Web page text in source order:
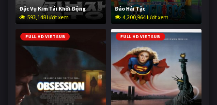
Đặc Vụ Kim Tái Khởi Động
593,148 lượt xem
Đảo Hải Tặc
4,200,964 lượt xem
FULL HD VIETSUB FULL HD VIETSUB